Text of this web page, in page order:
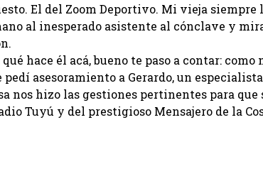
El del Zoom Deportivo. Mi vieja siempre
al inesperado asistente al cónclave y
hace él acá, bueno te paso a contar:
pedí asesoramiento a Gerardo, un
nos hizo las gestiones pertinentes para que
Tuyú y del prestigioso Mensajero de la